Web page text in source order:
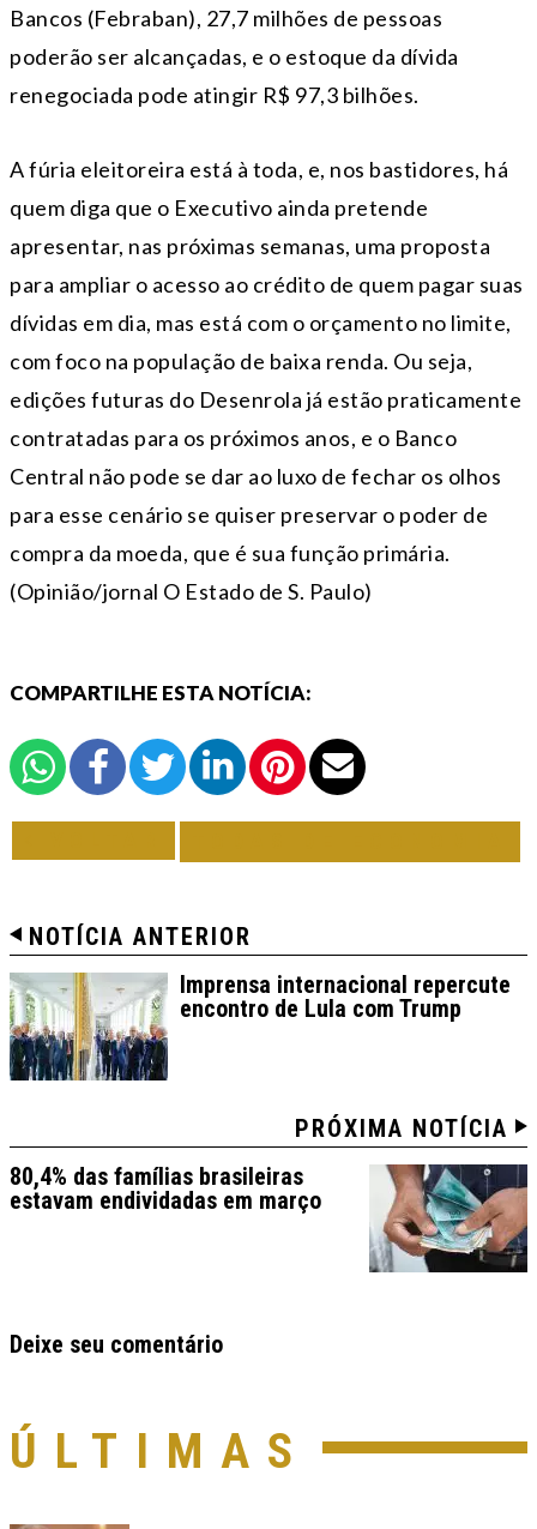
Bancos (Febraban), 27,7 milhões de pessoas
poderão ser alcançadas, e o estoque da dívida
renegociada pode atingir R$ 97,3 bilhões.
A fúria eleitoreira está à toda, e, nos bastidores, há
quem diga que o Executivo ainda pretende
apresentar, nas próximas semanas, uma proposta
para ampliar o acesso ao crédito de quem pagar suas
dívidas em dia, mas está com o orçamento no limite,
com foco na população de baixa renda. Ou seja,
edições futuras do Desenrola já estão praticamente
contratadas para os próximos anos, e o Banco
Central não pode se dar ao luxo de fechar os olhos
para esse cenário se quiser preservar o poder de
compra da moeda, que é sua função primária.
(Opinião/jornal O Estado de S. Paulo)
COMPARTILHE ESTA NOTÍCIA:
NOTÍCIA ANTERIOR
Imprensa internacional repercute
encontro de Lula com Trump
PRÓXIMA NOTÍCIA
80,4% das famílias brasileiras
estavam endividadas em março
Deixe seu comentário
ÚLTIMAS